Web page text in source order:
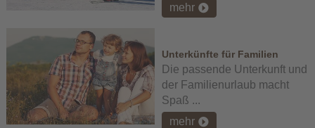
mehr
Unterkünfte für Familien
Die passende Unterkunft und
der Familienurlaub macht
Spaß ...
mehr